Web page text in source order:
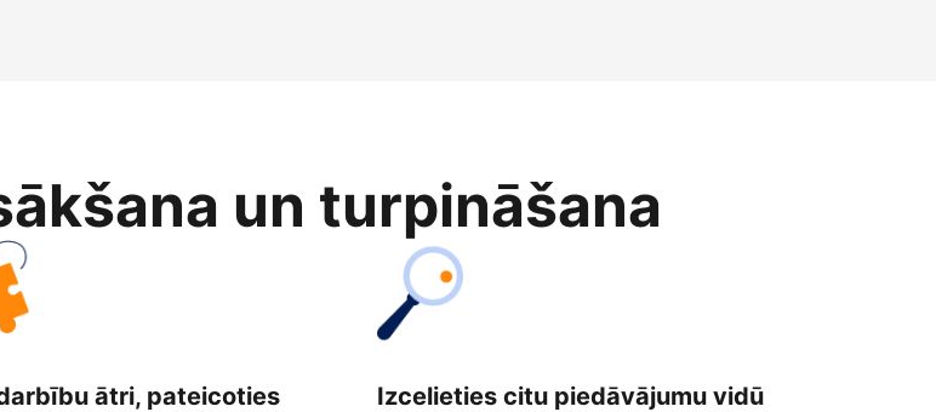
un turpināšana
ātri, pateicoties
Izcelieties citu piedāvājumu vidū